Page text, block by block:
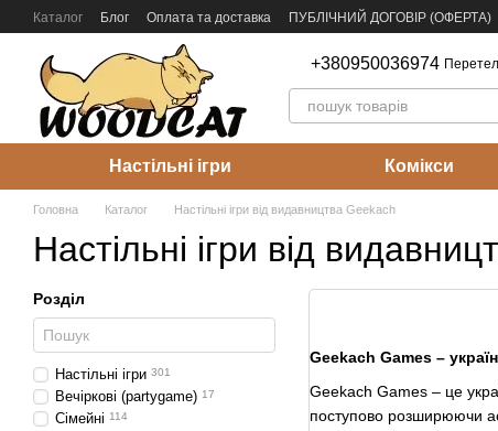
Перейти до основного контенту
Каталог Блог Оплата та доставка ПУБЛІЧНИЙ ДОГОВІР (ОФЕРТА)
+380950036974
Настільні ігри Комікси
Головна Каталог Настільні ігри від видавництва Geekach
Настільні ігри від
Geekach Games –
Geekach Games – це
поступово розширюючи
Розділ
Настільні ігри 301
Вечіркові (partygame) 17
Cімейні 114